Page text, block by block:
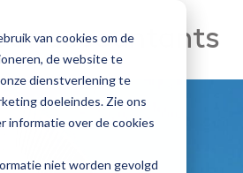
van cookies om de
de website te
dienstverlening te
doeleindes. Zie ons
informatie over de cookies
niet worden gevolgd
accountants